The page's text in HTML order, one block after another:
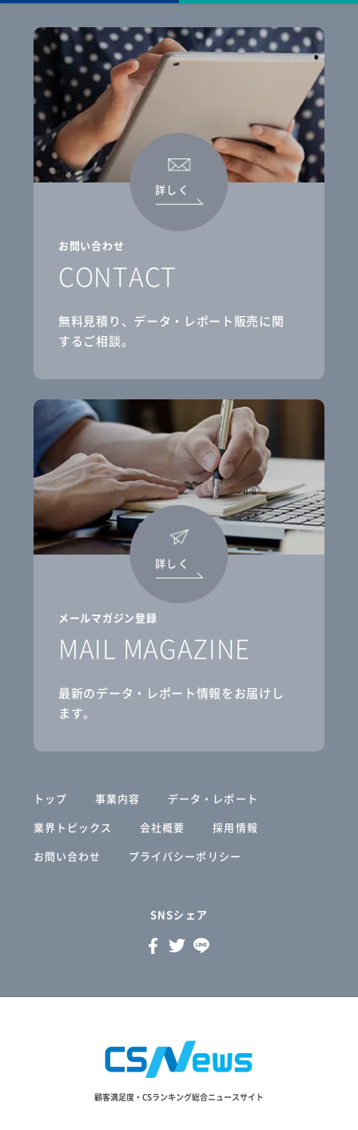
お問い合わせ
CONTACT
無料見積り、データ・レポート販売に関
するご相談。
詳しく
メールマガジン登録
MAIL MAGAZINE
最新のデータ・レポート情報をお届けし
ます。
詳しく
トップ 事業内容
データ・レポート
業界トピックス
会社概要
採用情報
お問い合わせ
プライバシーポリシー
SNSシェア
顧客満足度・CSランキング総合ニュースサイト